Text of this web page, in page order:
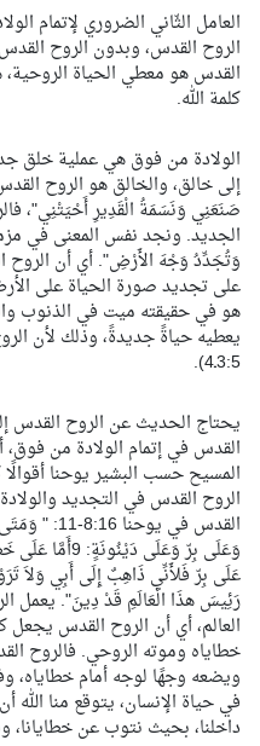
العامل الثّاني الضروري لإتمام
الروح القدس، وبدون الروح
القدس هو معطي الحياة الروحية،
كلمة الله.
الولادة من فوق هي عملية خلق
صَنَعَنِي وَنَسَمَةُ الْقَدِيرِ أَحْيَتْنِي"،
وَتُجَدِّدُ وَجْهَ الأَرْضِ". أي أن
على تجديد صورة الحياة على
هو في حقيقته ميت في الذنوب
يعطيه حياةً جديدةً، وذلك لأن
3:5ـ4).
يحتاج الحديث عن الروح القدس
القدس في إتمام الولادة من فوق،
المسيح حسب البشير يوحنا
الروح القدس في التجديد
القدس في
رَئِيسَ هذَا الْعَالَمِ قَدْ دِينَ". يعمل
العالم، أي أن الروح القدس يجعل
خطاياه وموته الروحي. فالروح
ويضعه وجهًا لوجه أمام خطاياه،
في حياة الإنسان، يتوقع منا
داخلنا، بحيث نتوب عن خطايانا،